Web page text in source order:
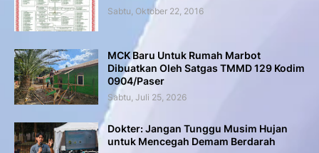
Sabtu, Oktober 22, 2016
MCK Baru Untuk Rumah Marbot
Dibuatkan Oleh Satgas TMMD 129 Kodim
0904/Paser
Sabtu, Juli 25, 2026
Dokter: Jangan Tunggu Musim Hujan
untuk Mencegah Demam Berdarah